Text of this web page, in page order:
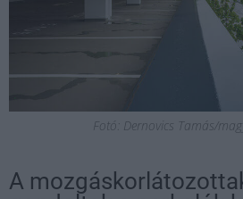
Fotó: Dernovics Tamás/
A